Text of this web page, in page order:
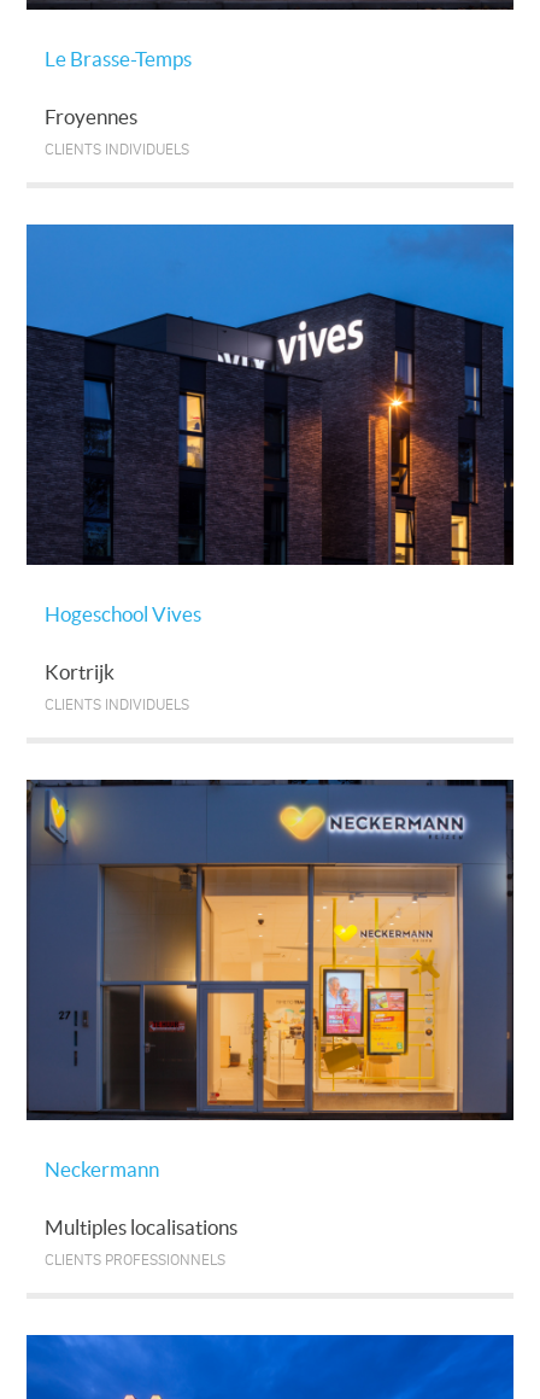
Le Brasse-Temps
Froyennes
CLIENTS INDIVIDUELS
Hogeschool Vives
Kortrijk
CLIENTS INDIVIDUELS
Neckermann
Multiples localisations
CLIENTS PROFESSIONNELS